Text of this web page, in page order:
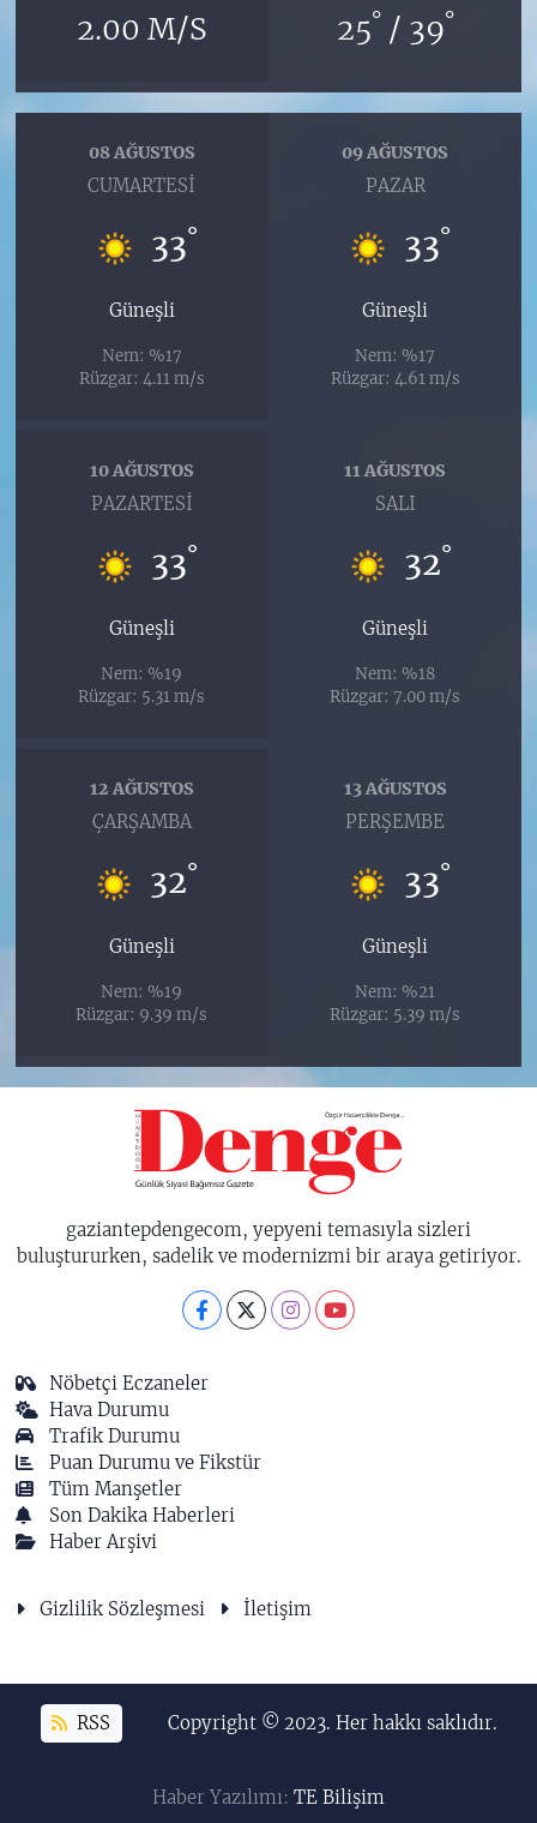
2.00 M/S 25° / 39°
08 AĞUSTOS
CUMARTESI
33°
Güneşli
Nem: %17
Rüzgar: 4.11 m/s
09 AĞUSTOS
PAZAR
33°
Güneşli
Nem: %17
Rüzgar: 4.61 m/s
10 AĞUSTOS
PAZARTESI
33°
Güneşli
Nem: %19
Rüzgar: 5.31 m/s
11 AĞUSTOS
SALI
32°
Güneşli
Nem: %18
Rüzgar: 7.00 m/s
12 AĞUSTOS
ÇARŞAMBA
32°
Güneşli
Nem: %19
Rüzgar: 9.39 m/s
13 AĞUSTOS
PERŞEMBE
33°
Güneşli
Nem: %21
Rüzgar: 5.39 m/s
gaziantepdengecom, yepyeni temasıyla sizleri
buluştururken, sadelik ve modernizmi bir araya getiriyor.
Nöbetçi Eczaneler
Hava Durumu
Trafik Durumu
Puan Durumu ve Fikstür
Tüm Manşetler
Son Dakika Haberleri
Haber Arşivi
Gizlilik Sözleşmesi İletişim
RSS Copyright © 2023. Her hakkı saklıdır.
Haber Yazılımı: TE Bilişim